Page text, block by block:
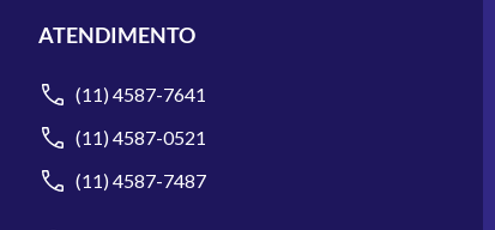
ATENDIMENTO
(11) 4587-7641
(11) 4587-0521
(11) 4587-7487